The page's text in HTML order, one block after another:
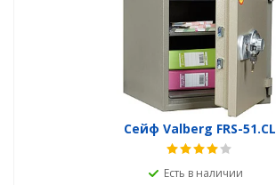
Сейф Valberg FRS-51.CL
Есть в наличии